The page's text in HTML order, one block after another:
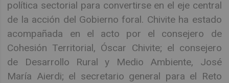
política sectorial para convertirse en el eje central
de la acción del Gobierno foral. Chivite ha estado
acompañada en el acto por el consejero de
Cohesión Territorial, Óscar Chivite; el consejero
de Desarrollo Rural y Medio Ambiente, José
María Aierdi; el secretario general para el Reto